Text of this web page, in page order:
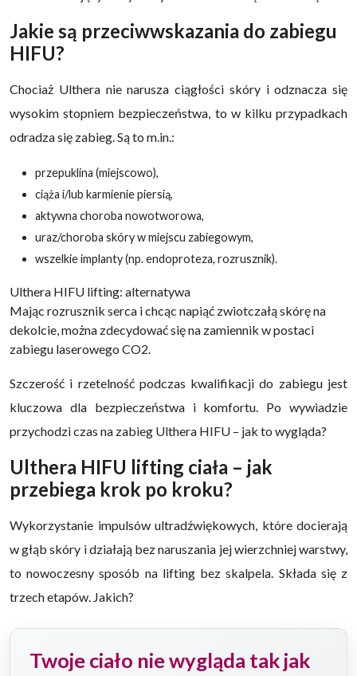
Jakie są przeciwwskazania do zabiegu
HIFU?
Chociaż Ulthera nie narusza ciągłości skóry i odznacza się
wysokim stopniem bezpieczeństwa, to w kilku przypadkach
odradza się zabieg. Są to m.in.:
przepuklina (miejscowo),
ciąża i/lub karmienie piersią,
aktywna choroba nowotworowa,
uraz/choroba skóry w miejscu zabiegowym,
wszelkie implanty (np. endoproteza, rozrusznik).
Ulthera HIFU lifting: alternatywa
Mając rozrusznik serca i chcąc napiąć zwiotczałą skórę na
dekolcie, można zdecydować się na zamiennik w postaci
zabiegu laserowego CO2.
Szczerość i rzetelność podczas kwalifikacji do zabiegu jest
kluczowa dla bezpieczeństwa i komfortu. Po wywiadzie
przychodzi czas na zabieg Ulthera HIFU – jak to wygląda?
Ulthera HIFU lifting ciała – jak
przebiega krok po kroku?
Wykorzystanie impulsów ultradźwiękowych, które docierają
w głąb skóry i działają bez naruszania jej wierzchniej warstwy,
to nowoczesny sposób na lifting bez skalpela. Składa się z
trzech etapów. Jakich?
Twoje ciało nie wygląda tak jak